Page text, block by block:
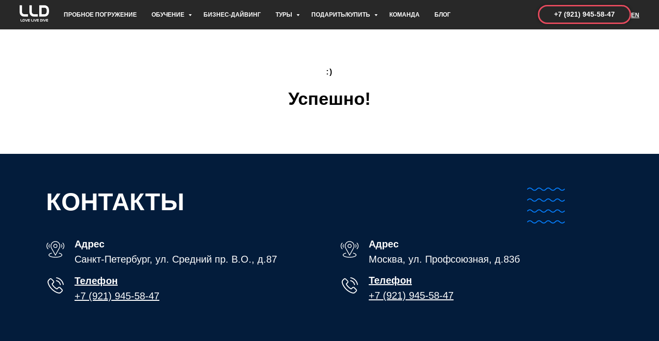
ПРОБНОЕ ПОГРУЖЕНИЕ ОБУЧЕНИЕ БИЗНЕС-ДАЙВИНГ ТУРЫ ПОДАРИТЬ/КУПИТЬ КОМАНДА БЛОГ +7 (921) 945-58-47 EN
:)
Успешно!
Адрес
Москва, ул. Профсоюзная, д.83б
КОНТАКТЫ
Адрес
Санкт-Петербург, ул. Средний пр. В.О., д.87
Телефон
+7 (921) 945-58-47
Телефон
+7 (921) 945-58-47